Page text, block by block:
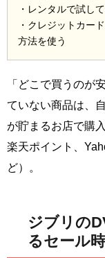
・レンタルで試し
・クレジットカー
方法を使う
「どこで買うのが
ていない商品は、
が貯まるお店で購
楽天ポイント、
ど）。
ジブリの
るセール